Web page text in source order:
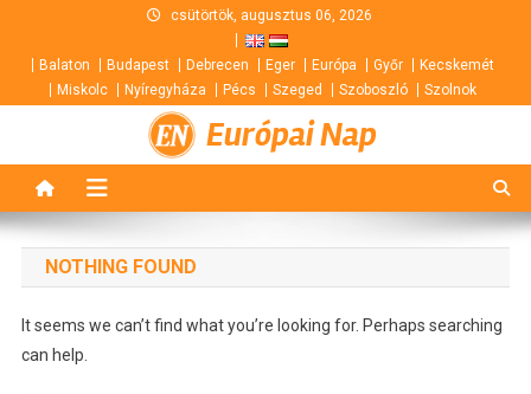
content
csütörtök, augusztus 06, 2026
Balaton Budapest Debrecen Eger Európa Győr
Kecskemét
Miskolc
Nyíregyháza Pécs Szeged Szoboszló Szolnok
Európai Nap
NOTHING FOUND
It seems we can’t find what you’re looking for. Perhaps searching
can help.